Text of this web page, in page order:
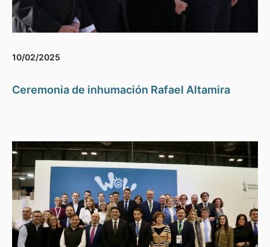
10/02/2025
Ceremonia de inhumación Rafael Altamira